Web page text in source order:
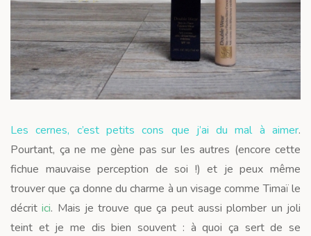
Les cernes, c’est petits cons que j’ai du mal à aimer.
Pourtant, ça ne me gène pas sur les autres (encore cette
fichue mauvaise perception de soi !) et je peux même
trouver que ça donne du charme à un visage comme Timaï le
décritici. Mais je trouve que ça peut aussi plomber un joli
teint et je me dis bien souvent : à quoi ça sert de se